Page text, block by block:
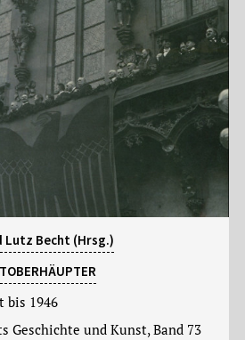
Lutz Becht (Hrsg.)
bis 1946
Geschichte und Kunst, Band 73